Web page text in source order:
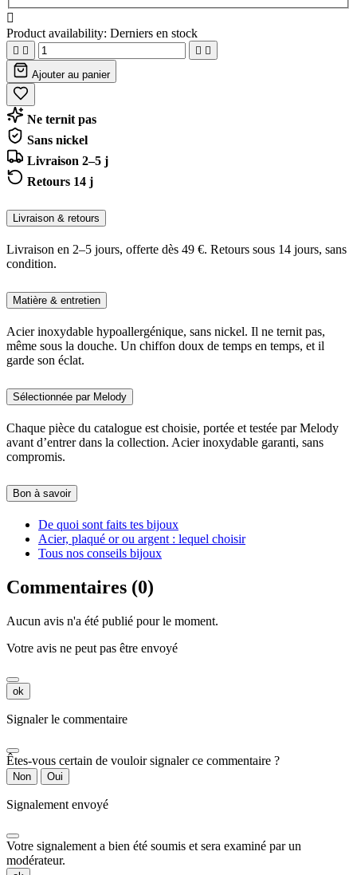

Product availability: Derniers en stock
   
Ajouter au panier
Ne ternit pas
Sans nickel
Livraison 2–5 j
Retours 14 j
Livraison & retours
Livraison en 2–5 jours, offerte dès 49 €. Retours sous 14 jours, sans
condition.
Matière & entretien
Acier inoxydable hypoallergénique, sans nickel. Il ne ternit pas,
même sous la douche. Un chiffon doux de temps en temps, et il
garde son éclat.
Sélectionnée par Melody
Chaque pièce du catalogue est choisie, portée et testée par Melody
avant d’entrer dans la collection. Acier inoxydable garanti, sans
compromis.
Bon à savoir
De quoi sont faits tes bijoux
Acier, plaqué or ou argent : lequel choisir
Tous nos conseils bijoux
Commentaires (0)
Aucun avis n'a été publié pour le moment.
Votre avis ne peut pas être envoyé
ok
Signaler le commentaire
Êtes-vous certain de vouloir signaler ce commentaire ?
Non Oui
Signalement envoyé
Votre signalement a bien été soumis et sera examiné par un
modérateur.